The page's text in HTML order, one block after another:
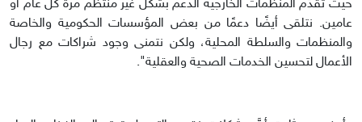
حيث تُقدَّم المنظمات الخارجية الدعم بشكل غير منتظم مرة كل عام أو
عامين. نتلقى أيضًا دعمًا من بعض المؤسسات الحكومية والخاصة
والمنظمات والسلطة المحلية، ولكن نتمنى وجود شراكات مع رجال
الأعمال لتحسين الخدمات الصحية والعقلية".